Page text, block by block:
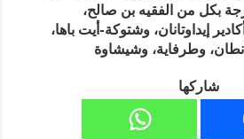
ما بين 36 و38 درجة بكل من الفقيه بن صالح،
إيداوتانان، وشتوكة-أيت باها،
وطرفاية، وشيشاوة
شاركها